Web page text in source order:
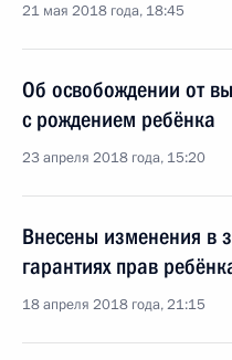
21 мая 2018 года, 18:45
Об освобождении от
с рождением ребёнка
23 апреля 2018 года, 15:20
Внесены изменения в
гарантиях прав
18 апреля 2018 года, 21:15